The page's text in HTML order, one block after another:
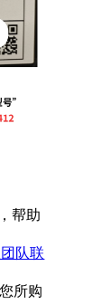
帮助
队联
所购